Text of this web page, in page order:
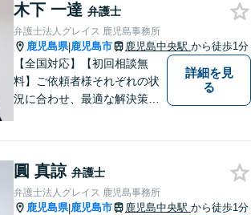
なさまと一緒に成長させてい
ただきたい。それが私たち，
みずほ法律事務所の思いで
す。
木下 一達 弁護士
弁護士法人グレイス 鹿児島事務所
鹿児島県|鹿児島市 鹿児島中央駅 から徒歩1分
【全国対応】【初回相談無
料】ご依頼者様それぞれの状
況に合わせ、最適な解決策を
き合い、解決までしっかりサ
ポートします。【電話・WEB
相談も対応可能】
詳細を見
る
圓 真諒 弁護士
弁護士法人グレイス 鹿児島事務所
鹿児島県|鹿児島市 鹿児島中央駅 から徒歩1分